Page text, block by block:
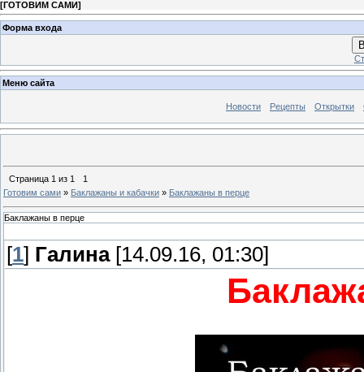
[ГОТОВИМ САМИ]
Форма входа
Меню сайта
Новости Рецепты Открытки
Страница 1 из 1
1
Готовим сами » Баклажаны и кабачки » Баклажаны в перце
Баклажаны в перце
[1] Галина[14.09.16, 01:30]